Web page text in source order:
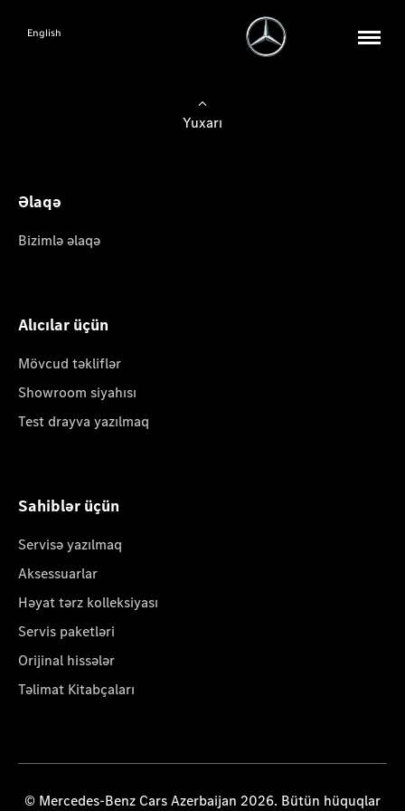
English
Yuxarı
Əlaqə
Bizimlə əlaqə
Alıcılar üçün
Mövcud təkliflər
Showroom siyahısı
Test drayva yazılmaq
Sahiblər üçün
Servisə yazılmaq
Aksessuarlar
Həyat tərz kolleksiyası
Servis paketləri
Orijinal hissələr
Təlimat Kitabçaları
© Mercedes-Benz Cars Azerbaijan 2026. Bütün hüquqlar